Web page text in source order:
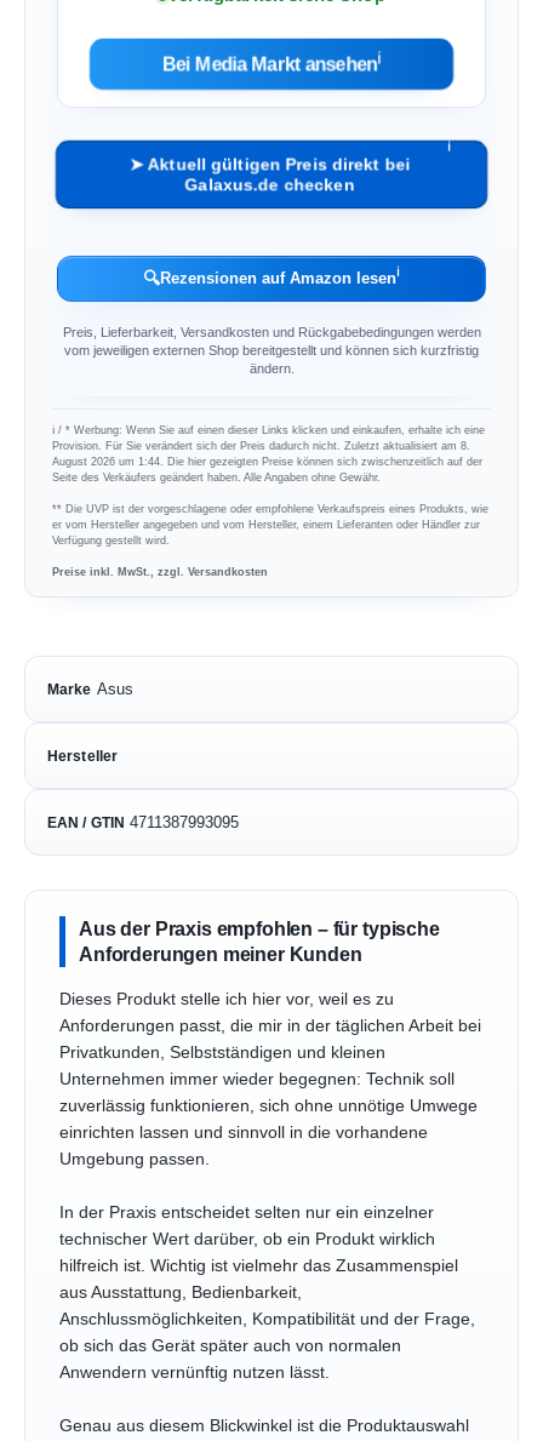
Bei Media Markt ansehenℹ︎
➤ Aktuell gültigen Preis direkt bei
Galaxus.de checken
ℹ︎
🔍Rezensionen auf Amazon lesenℹ︎
Preis, Lieferbarkeit, Versandkosten und Rückgabebedingungen werden
vom jeweiligen externen Shop bereitgestellt und können sich kurzfristig
ändern.
ℹ︎ / * Werbung: Wenn Sie auf einen dieser Links klicken und einkaufen, erhalte ich eine
Provision. Für Sie verändert sich der Preis dadurch nicht. Zuletzt aktualisiert am 8.
August 2026 um 1:44. Die hier gezeigten Preise können sich zwischenzeitlich auf der
Seite des Verkäufers geändert haben. Alle Angaben ohne Gewähr.
** Die UVP ist der vorgeschlagene oder empfohlene Verkaufspreis eines Produkts, wie
er vom Hersteller angegeben und vom Hersteller, einem Lieferanten oder Händler zur
Verfügung gestellt wird.
Preise inkl. MwSt., zzgl. Versandkosten
Marke Asus
Hersteller
EAN / GTIN 4711387993095
Aus der Praxis empfohlen – für typische
Anforderungen meiner Kunden
Dieses Produkt stelle ich hier vor, weil es zu
Anforderungen passt, die mir in der täglichen Arbeit bei
Privatkunden, Selbstständigen und kleinen
Unternehmen immer wieder begegnen: Technik soll
zuverlässig funktionieren, sich ohne unnötige Umwege
einrichten lassen und sinnvoll in die vorhandene
Umgebung passen.
In der Praxis entscheidet selten nur ein einzelner
technischer Wert darüber, ob ein Produkt wirklich
hilfreich ist. Wichtig ist vielmehr das Zusammenspiel
aus Ausstattung, Bedienbarkeit,
Anschlussmöglichkeiten, Kompatibilität und der Frage,
ob sich das Gerät später auch von normalen
Anwendern vernünftig nutzen lässt.
Genau aus diesem Blickwinkel ist die Produktauswahl